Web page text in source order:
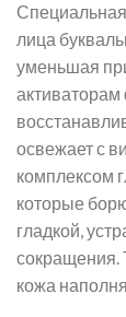
лица
уменьшая
активаторам
освежает с
комплексом
которые
гладкой,
сокращения.
кожа